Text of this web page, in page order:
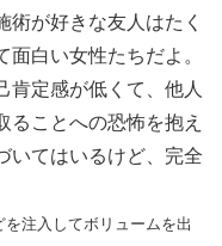
術が好きな友人はたく
白い女性たちだよ。
肯定感が低くて、他人
ることへの恐怖を抱え
いてはいるけど、完全
注入してボリュームを出